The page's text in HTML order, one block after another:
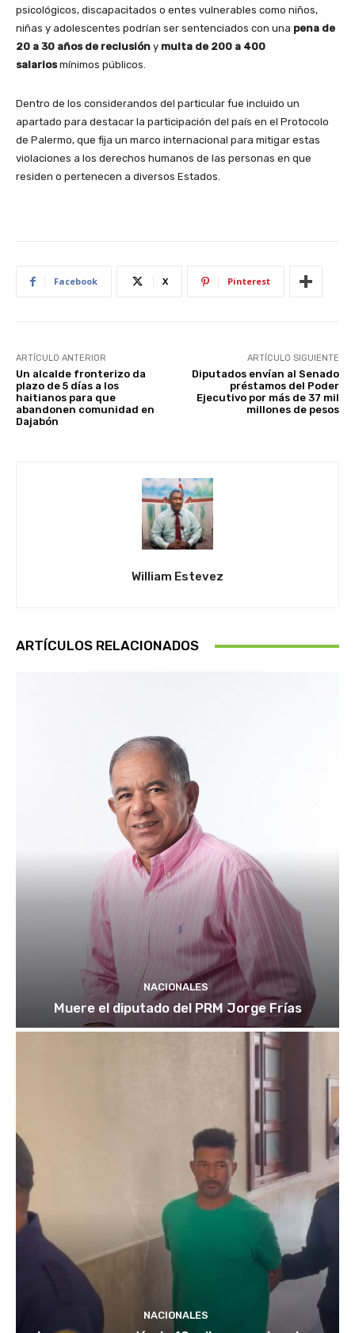
psicológicos, discapacitados o entes vulnerables como niños,
niñas y adolescentes podrían ser sentenciados con una pena de
20 a 30 años de reclusión y multa de 200 a 400
salariosmínimos públicos.
Dentro de los considerandos del particular fue incluido un
apartado para destacar la participación del país en el Protocolo
de Palermo, que fija un marco internacional para mitigar estas
violaciones a los derechos humanos de las personas en que
residen o pertenecen a diversos Estados.
Facebook X Pinterest
ARTÍCULO ANTERIOR
Un alcalde fronterizo da
plazo de 5 días a los
haitianos para que
abandonen comunidad en
Dajabón
ARTÍCULO SIGUIENTE
Diputados envían al Senado
préstamos del Poder
Ejecutivo por más de 37 mil
millones de pesos
William Estevez
ARTÍCULOS RELACIONADOS
NACIONALES
Muere el diputado del PRM Jorge Frías
NACIONALES